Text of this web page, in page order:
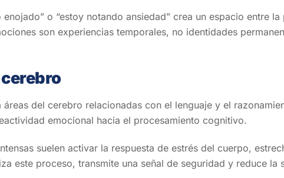
o “estoy notando ansiedad” crea un espacio entre
son experiencias temporales, no identidades
del cerebro relacionadas con el lenguaje y el
emocional hacia el procesamiento cognitivo.
suelen activar la respuesta de estrés del cuerpo,
este proceso, transmite una señal de seguridad y reduce la